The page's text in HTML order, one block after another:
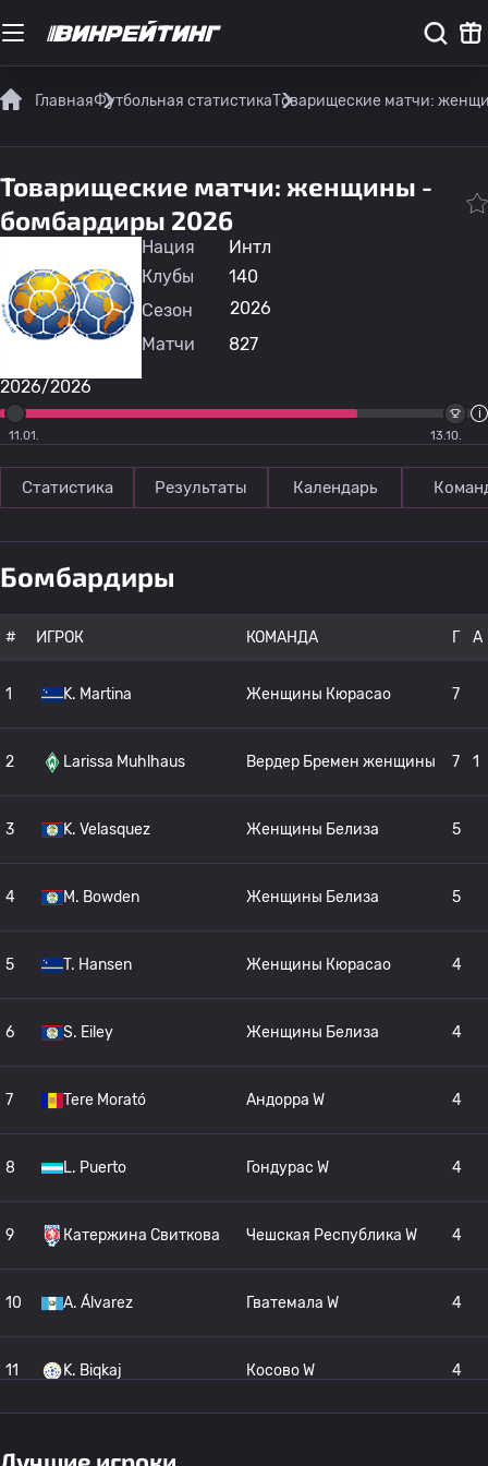
ГлавнаяФутбольная статистикаТоварищеские матчи:
Товарищеские матчи: женщины -
бомбардиры 2026
2026/2026
13.10.
11.01.
Нация
Интл
Клубы
140
Сезон
2026
Матчи
827
Статистика Результаты Календарь
Бомбардиры
# ИГРОК КОМАНДА Г A
1 K. Martina Женщины Кюрасао 7
2 Larissa Muhlhaus Вердер Бремен женщины 7 1
3 K. Velasquez Женщины Белиза 5
4 M. Bowden Женщины Белиза 5
5 T. Hansen Женщины Кюрасао 4
6 S. Eiley Женщины Белиза 4
7 Tere Morató Андорра W 4
8 L. Puerto Гондурас W 4
9 Катержина Свиткова Чешская Республика W 4
10 A. Álvarez Гватемала W 4
11 K. Biqkaj Косово W 4